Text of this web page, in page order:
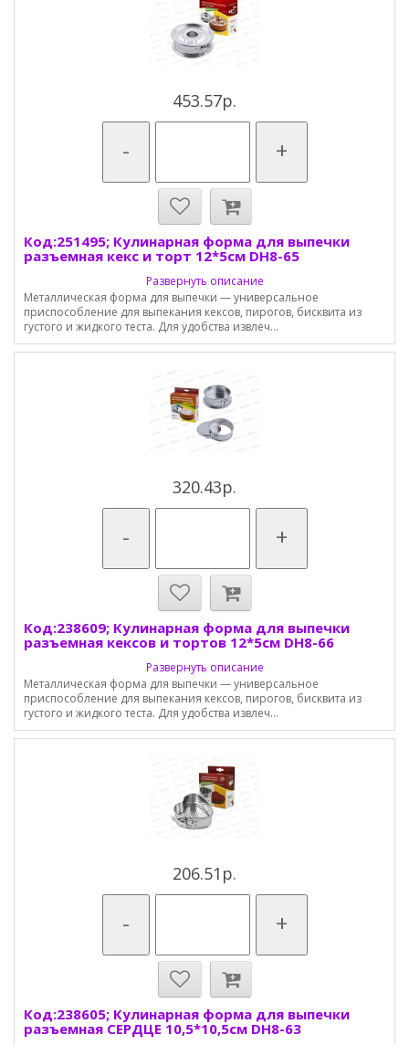
453.57р.
- +
Код:251495; Кулинарная форма для выпечки
разъемная кекс и торт 12*5см DH8-65
Развернуть описание
Металлическая форма для выпечки — универсальное
приспособление для выпекания кексов, пирогов, бисквита из
густого и жидкого теста. Для удобства извлеч...
320.43р.
- +
Код:238609; Кулинарная форма для выпечки
разъемная кексов и тортов 12*5см DH8-66
Развернуть описание
Металлическая форма для выпечки — универсальное
приспособление для выпекания кексов, пирогов, бисквита из
густого и жидкого теста. Для удобства извлеч...
206.51р.
- +
Код:238605; Кулинарная форма для выпечки
разъемная СЕРДЦЕ 10,5*10,5см DH8-63